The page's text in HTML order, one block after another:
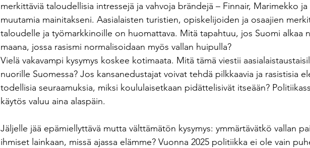
merkittäviä taloudellisia intressejä ja vahvoja brändejä – Finnair, Marimekko ja
muutamia mainitakseni. Aasialaisten turistien, opiskelijoiden ja osaajien
taloudelle ja työmarkkinoille on huomattava. Mitä tapahtuu, jos Suomi alkaa
maana, jossa rasismi normalisoidaan myös vallan huipulla?
Vielä vakavampi kysymys koskee kotimaata. Mitä tämä viestii
nuorille Suomessa? Jos kansanedustajat voivat tehdä pilkkaavia ja rasistisia
todellisia seuraamuksia, miksi koululaisetkaan pidättelisivät itseään?
käytös valuu aina alaspäin.
Jäljelle jää epämiellyttävä mutta välttämätön kysymys: ymmärtävätkö vallan
ihmiset lainkaan, missä ajassa elämme? Vuonna 2025 politiikka ei ole vain